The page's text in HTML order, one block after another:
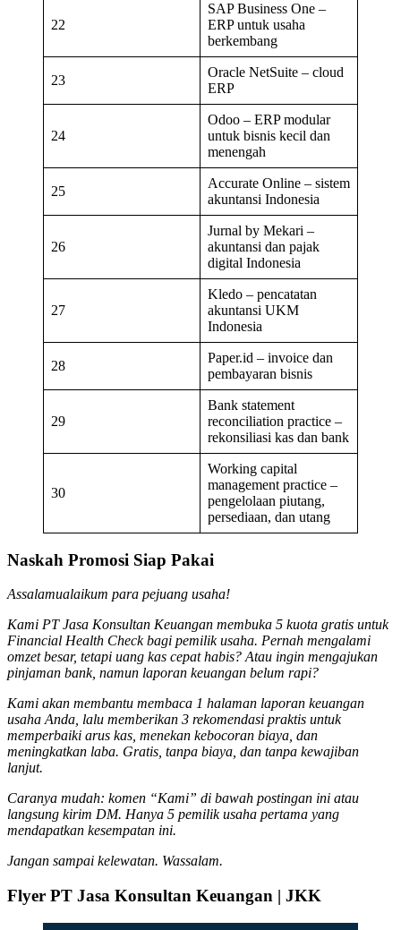
22
SAP Business One –
ERP untuk usaha
berkembang
23
Oracle NetSuite – cloud
ERP
24
Odoo – ERP modular
untuk bisnis kecil dan
menengah
25
Accurate Online – sistem
akuntansi Indonesia
26
Jurnal by Mekari –
akuntansi dan pajak
digital Indonesia
27
Kledo – pencatatan
akuntansi UKM
Indonesia
28
Paper.id – invoice dan
pembayaran bisnis
29
Bank statement
reconciliation practice –
rekonsiliasi kas dan bank
30
Working capital
management practice –
pengelolaan piutang,
persediaan, dan utang
Naskah Promosi Siap Pakai
Assalamualaikum para pejuang usaha!
Kami PT Jasa Konsultan Keuangan membuka 5 kuota gratis untuk
Financial Health Check bagi pemilik usaha. Pernah mengalami
omzet besar, tetapi uang kas cepat habis? Atau ingin mengajukan
pinjaman bank, namun laporan keuangan belum rapi?
Kami akan membantu membaca 1 halaman laporan keuangan
usaha Anda, lalu memberikan 3 rekomendasi praktis untuk
memperbaiki arus kas, menekan kebocoran biaya, dan
meningkatkan laba. Gratis, tanpa biaya, dan tanpa kewajiban
lanjut.
Caranya mudah: komen “Kami” di bawah postingan ini atau
langsung kirim DM. Hanya 5 pemilik usaha pertama yang
mendapatkan kesempatan ini.
Jangan sampai kelewatan. Wassalam.
Flyer PT Jasa Konsultan Keuangan | JKK